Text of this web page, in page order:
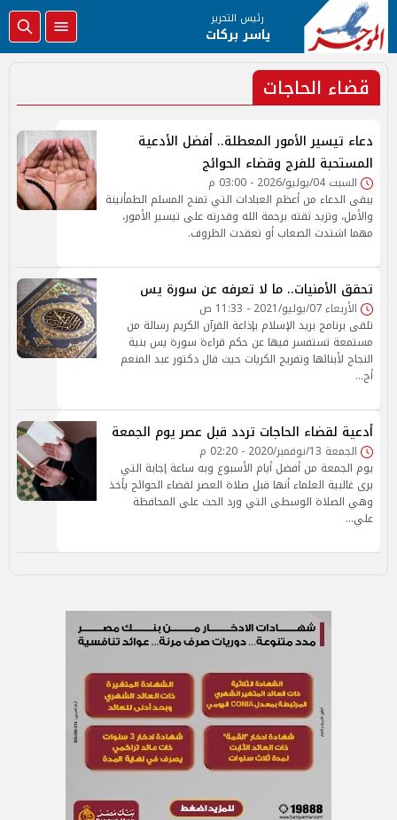
رئيس التحرير
ياسر بركات
قضاء الحاجات
دعاء تيسير الأمور المعطلة.. أفضل الأدعية
المستحبة للفرج وقضاء الحوائج
السبت 04/يوليو/2026 - 03:00 م
يبقى الدعاء من أعظم العبادات التي تمنح المسلم الطمأنينة
والأمل، وتزيد ثقته برحمة الله وقدرته على تيسير الأمور،
مهما اشتدت الصعاب أو تعقدت الظروف.
تحقق الأمنيات.. ما لا تعرفه عن سورة يس
الأربعاء 07/يوليو/2021 - 11:33 ص
تلقى برنامج بريد الإسلام بإذاعة القرآن الكريم رسالة من
مستمعة تستفسر فيها عن حكم قراءة سورة يس بنية
النجاح لأبنائها وتفريج الكريات حيث قال دكتور عبد المنعم
أح…
أدعية لقضاء الحاجات تردد قبل عصر يوم الجمعة
الجمعة 13/نوفمبر/2020 - 02:20 م
يوم الجمعة من أفضل أيام الأسبوع وبه ساعة إجابة التي
يرى غالبية العلماء أنها قبل صلاة العصر لقضاء الحوائج يأخذ
وهي الصلاة الوسطى التي ورد الحث على المحافظة
علي…